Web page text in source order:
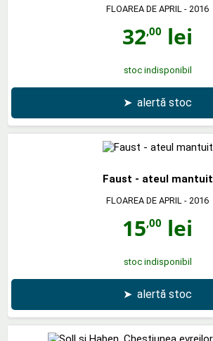
FLOAREA DE APRIL - 2016
32,00 lei
stoc indisponibil
➤ alertă stoc
Faust - ateul mantuit
FLOAREA DE APRIL - 2016
15,00 lei
stoc indisponibil
➤ alertă stoc